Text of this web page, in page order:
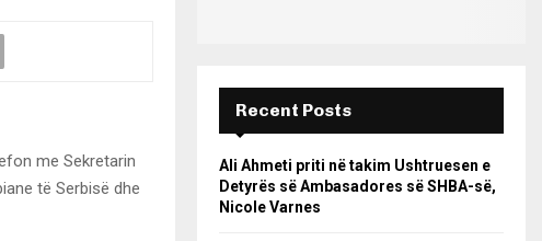
me Sekretarin
të Serbisë dhe
Recent Posts
Ali Ahmeti priti në takim Ushtruesen e
Detyrës së Ambasadores së SHBA-së,
Nicole Varnes